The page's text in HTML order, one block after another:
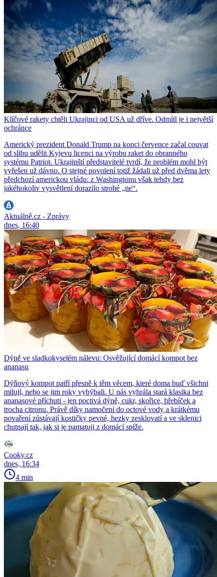
Klíčové rakety chtěli Ukrajinci od USA už dříve. Odmítl je i největší
ochránce
Americký prezident Donald Trump na konci července začal couvat
od slibu udělit Kyjevu licenci na výrobu raket do obranného
systému Patriot. Ukrajinští představitelé tvrdí, že problém mohl být
vyřešen už dávno. O stejné povolení totiž žádali už před dvěma lety
předchozí americkou vládu: z Washingtonu však tehdy bez
jakéhokoliv vysvětlení dorazilo strohé „ne“.
Aktuálně.cz - Zprávy
dnes, 16:40
Dýně ve sladkokyselém nálevu: Osvěžující domácí kompot bez
ananasu
Dýňový kompot patří přesně k těm věcem, které doma buď všichni
milují, nebo se jim roky vyhýbali. U nás vyhrála stará klasika bez
ananasové příchuti - jen poctivá dýně, cukr, skořice, hřebíček a
trocha citronu. Právě díky namočení do octové vody a krátkému
povaření zůstávají kostičky pevné, hezky zesklovatí a ve sklenici
chutnají tak, jak si je pamatuji z domácí spíže.
Cooky.cz
dnes, 16:34
4 min